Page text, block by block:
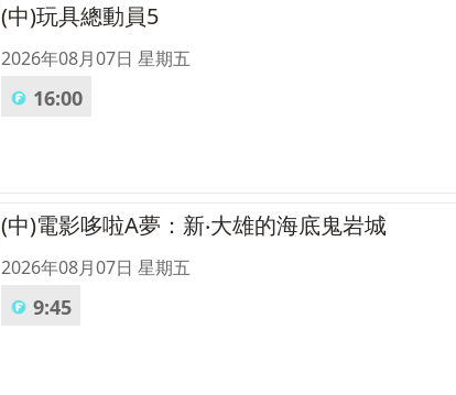
(中)玩具總動員5
2026年08月07日 星期五
16:00
(中)電影哆啦A夢：新‧大雄的海底鬼岩城
2026年08月07日 星期五
9:45